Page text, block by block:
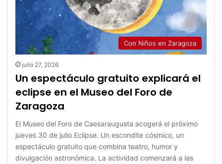
Con Niños en Zaragoza
julio 27, 2026
Un espectáculo gratuito explicará el
eclipse en el Museo del Foro de
Zaragoza
El Museo del Foro de Caesaraugusta acogerá el próximo
jueves 30 de julio Eclipse. Un escondite cósmico, un
espectáculo gratuito que combina teatro, humor y
divulgación astronómica. La actividad comenzará a las